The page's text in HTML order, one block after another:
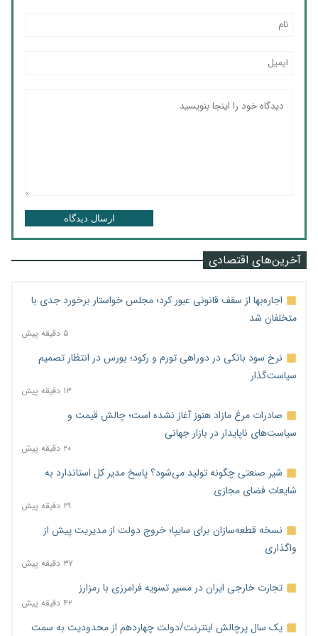
ارسال دیدگاه
آخرین‌های اقتصادی
اجاره‌بها از سقف قانونی عبور کرد؛ مجلس خواستار برخورد جدی با
متخلفان شد
۵ دقیقه پیش
نرخ سود بانکی در دوراهی تورم و رکود؛ بورس در انتظار تصمیم
سیاست‌گذار
۱۳ دقیقه پیش
صادرات مرغ مازاد هنوز آغاز نشده است؛ چالش قیمت و
سیاست‌های ناپایدار در بازار جهانی
۲۰ دقیقه پیش
شیر صنعتی چگونه تولید می‌شود؟ پاسخ مدیر کل استاندارد به
شایعات فضای مجازی
۲۹ دقیقه پیش
نسخه قطعه‌سازان برای سایپا؛ خروج دولت از مدیریت پیش از
واگذاری
۳۷ دقیقه پیش
تجارت خارجی ایران در مسیر تسویه فرامرزی با رمزارز
۴۲ دقیقه پیش
یک سال پرچالش اینترنت/دولت چهاردهم از محدودیت به سمت